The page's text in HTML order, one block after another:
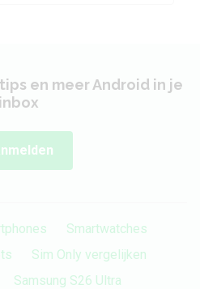
en meer Android in je
inbox
Smartwatches
Sim Only vergelijken
Samsung S26 Ultra